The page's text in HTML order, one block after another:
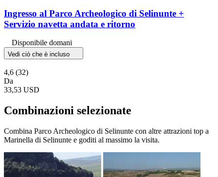
Ingresso al Parco Archeologico di Selinunte +
Servizio navetta andata e ritorno
Disponibile domani
Vedi ciò che è incluso
4,6 (32)
Da
33,53 USD
Combinazioni selezionate
Combina Parco Archeologico di Selinunte con altre attrazioni top a
Marinella di Selinunte e goditi al massimo la visita.